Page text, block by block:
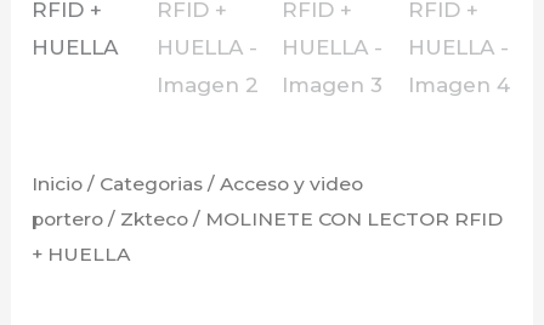
Inicio / Categorias /Acceso y video
portero / Zkteco / MOLINETE CON LECTOR RFID
+ HUELLA
HUELLA
cantidad